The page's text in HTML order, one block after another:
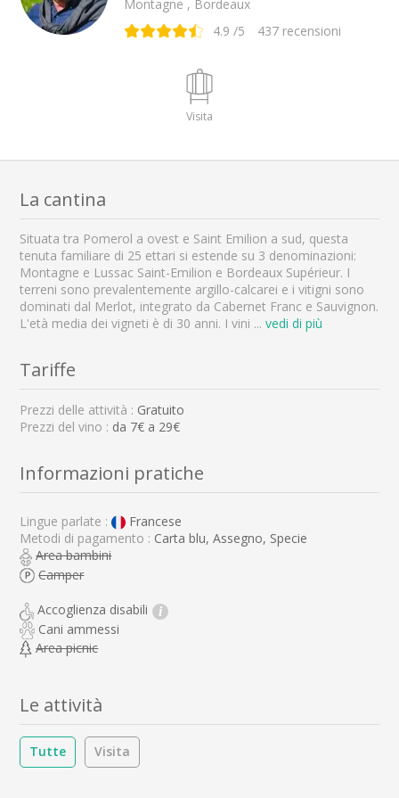
Montagne , Bordeaux
4.9 /5 437 recensioni
Visita
La cantina
Situata tra Pomerol a ovest e Saint Emilion a sud, questa
tenuta familiare di 25 ettari si estende su 3 denominazioni:
Montagne e Lussac Saint-Emilion e Bordeaux Supérieur. I
terreni sono prevalentemente argillo-calcarei e i vitigni sono
dominati dal Merlot, integrato da Cabernet Franc e Sauvignon.
L'età media dei vigneti è di 30 anni. I vini ... vedi di più
Tariffe
Prezzi delle attività : Gratuito
Prezzi del vino : da 7€ a 29€
Informazioni pratiche
Lingue parlate :
Francese
Metodi di pagamento : Carta blu, Assegno, Specie
Area bambini
Camper
Accoglienza disabili i
Cani ammessi
Area picnic
Le attività
Tutte Visita